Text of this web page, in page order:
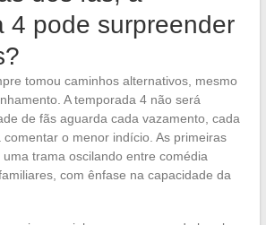
4 pode surpreender
tomou caminhos alternativos, mesmo
A temporada 4 não será
de fãs aguarda cada vazamento, cada
o menor indício. As primeiras
trama oscilando entre comédia
com ênfase na capacidade da